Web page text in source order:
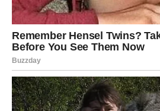
svoju snagu.
Poruka neba
Olakšanje je bliže nego što mislite.